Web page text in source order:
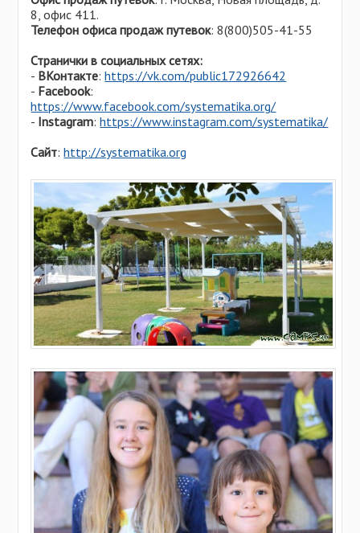
8, офис 411.
Телефон офиса продаж путевок: 8(800)505-41-55
Странички в социальных сетях:
- ВКонтакте:https://vk.com/public172926642
- Facebook:
https://www.facebook.com/systematika.org/
- Instagram:https://www.instagram.com/systematika/
Сайт:http://systematika.org